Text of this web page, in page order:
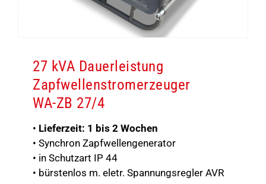
27 kVA Dauerleistung
Zapfwellenstromerzeuger
WA-ZB 27/4
• Lieferzeit: 1 bis 2 Wochen
• Synchron Zapfwellengenerator
• in Schutzart IP 44
• bürstenlos m. eletr. Spannungsregler AVR